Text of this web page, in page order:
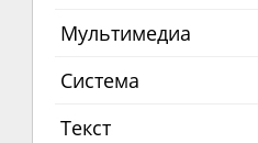
Мультимедиа
Система
Текст